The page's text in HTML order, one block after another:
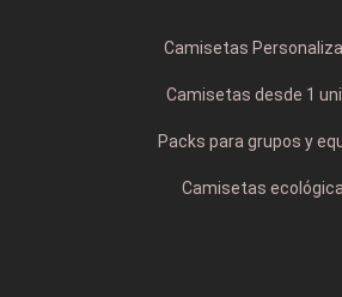
Camisetas
Camisetas desde 1
Packs para grupos y
Camisetas